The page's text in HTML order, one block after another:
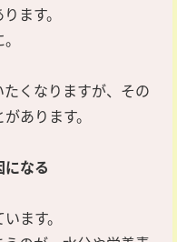
ます。
くなりますが、その
あります。
なる
ます。